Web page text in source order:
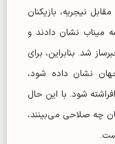
نیجریه، بازیکنان
میناب نشان دادند و
شد. بنابراین، برای
نشان داده شود،
شود. با این حال
چه صلاحی می‌بینند،